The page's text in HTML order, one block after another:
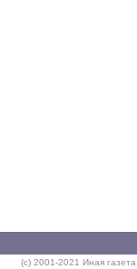
(c) 2001-2021 Иная